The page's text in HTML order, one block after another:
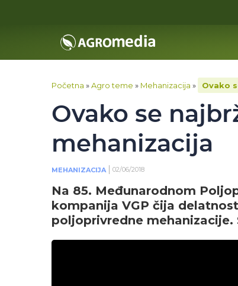
Početna »Agro teme » Mehanizacija » Ovako
Ovako se
mehanizacija
MEHANIZACIJA 02/06/2018
Na 85. Međunarodnom
kompanija VGP čija
poljoprivredne